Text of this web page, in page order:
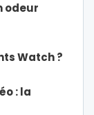
odeur
Watch ?
: la